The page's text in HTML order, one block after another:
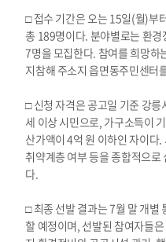
□ 접수 기간은 오는 15일(월)부
총 189명이다. 분야별로는 환
7명을 모집한다. 참여를 희망하
지참해 주소지 읍면동주민센터
□ 신청 자격은 공고일 기준 강
세 이상 시민으로, 가구소득이
산가액이 4억 원 이하인 자이다
취약계층 여부 등을 종합적으로
다.
□ 최종 선발 결과는 7월 말 개별
할 예정이며, 선발된 참여자들